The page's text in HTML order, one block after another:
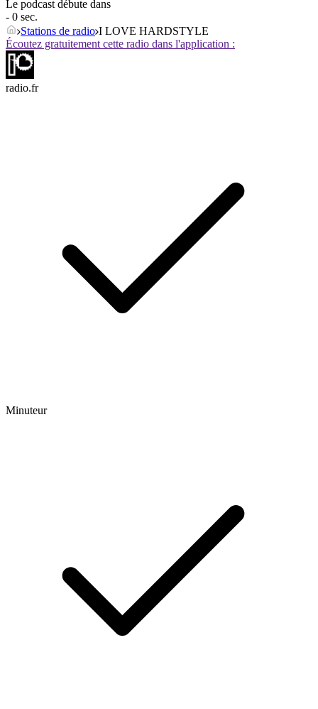
Le podcast débute dans
- 0 sec.
Stations de radio I LOVE HARDSTYLE
Écoutez gratuitement cette radio dans l'application :
radio.fr
Minuteur